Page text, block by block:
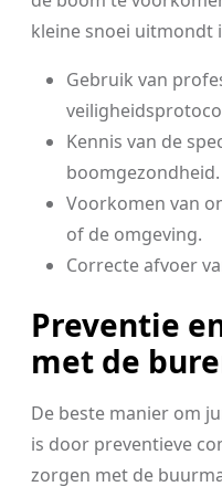
kleine snoei uitmondt
Gebruik van
Kennis van de
boomgezondheid.
Voorkomen van
of de omgeving.
Correcte afvoer
Preventie
met de
De beste manier om
is door preventieve
zorgen met de